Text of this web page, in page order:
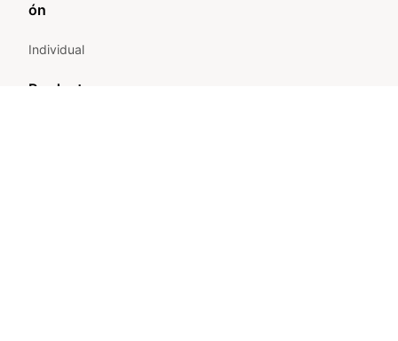
ón
Individual
Producto